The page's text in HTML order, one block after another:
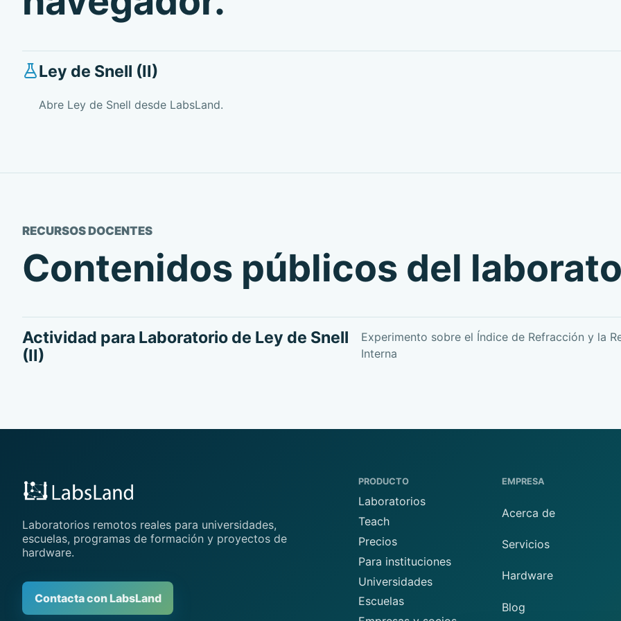
Ley de Snell (II)
Abre Ley de Snell desde LabsLand.
RECURSOS DOCENTES
Contenidos públicos del
Actividad para Laboratorio de Ley de Snell
(II)
Experimento sobre el Índice de Refracción y la
Interna
Laboratorios remotos reales para universidades,
escuelas, programas de formación y proyectos de
hardware.
Contacta con LabsLand
PRODUCTO
Laboratorios
Teach
Precios
Para instituciones
Universidades
Escuelas
EMPRESA
Acerca de
Servicios
Hardware
Blog